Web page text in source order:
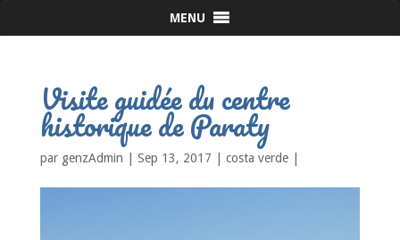
MENU
Visite guidée du centre
historique de Paraty
par genzAdmin Sep 13, 2017 costa verde|